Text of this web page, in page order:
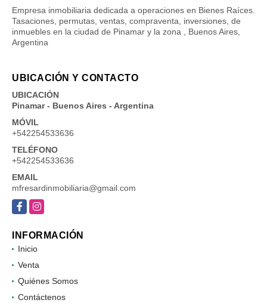
Empresa inmobiliaria dedicada a operaciones en Bienes Raíces.
Tasaciones, permutas, ventas, compraventa, inversiones, de
inmuebles en la ciudad de Pinamar y la zona , Buenos Aires,
Argentina
UBICACIÓN Y CONTACTO
UBICACIÓN
Pinamar - Buenos Aires - Argentina
MÓVIL
+542254533636
TELÉFONO
+542254533636
EMAIL
mfresardinmobiliaria@gmail.com
INFORMACIÓN
Inicio
Venta
Quiénes Somos